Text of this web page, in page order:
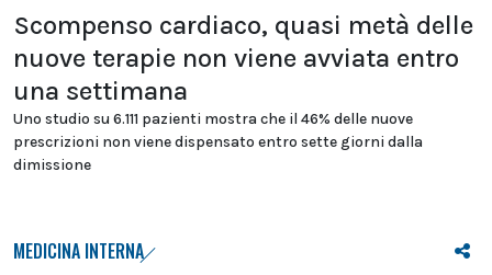
Scompenso cardiaco, quasi metà delle
nuove terapie non viene avviata entro
una settimana
Uno studio su 6.111 pazienti mostra che il 46% delle nuove
prescrizioni non viene dispensato entro sette giorni dalla
dimissione
MEDICINA INTERNA